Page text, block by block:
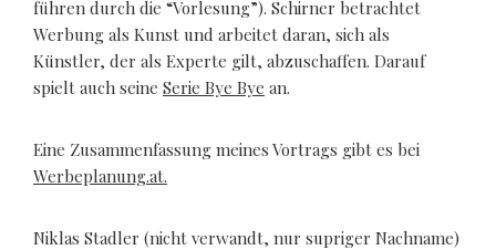
führen durch die “Vorlesung”). Schirner betrachtet
Werbung als Kunst und arbeitet daran, sich als
Künstler, der als Experte gilt, abzuschaffen. Darauf
spielt auch seine Serie Bye Bye an.
Eine Zusammenfassung meines Vortrags gibt es bei
Werbeplanung.at.
Niklas Stadler (nicht verwandt, nur supriger Nachname)